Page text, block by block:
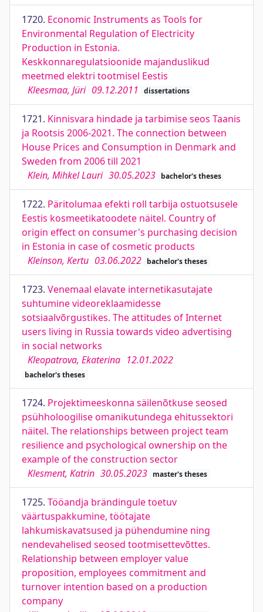
1720. Economic Instruments as Tools for
Environmental Regulation of Electricity
Production in Estonia.
Keskkonnaregulatsioonide majanduslikud
meetmed elektri tootmisel Eestis
Kleesmaa, Jüri 09.12.2011 dissertations
1721. Kinnisvara hindade ja tarbimise seos Taanis
ja Rootsis 2006-2021. The connection between
House Prices and Consumption in Denmark and
Sweden from 2006 till 2021
Klein, Mihkel Lauri 30.05.2023 bachelor's theses
1722. Päritolumaa efekti roll tarbija ostuotsusele
Eestis kosmeetikatoodete näitel. Country of
origin effect on consumer's purchasing decision
in Estonia in case of cosmetic products
Kleinson, Kertu 03.06.2022 bachelor's theses
1723. Venemaal elavate internetikasutajate
suhtumine videoreklaamidesse
sotsiaalvõrgustikes. The attitudes of Internet
users living in Russia towards video advertising
in social networks
Kleopatrova, Ekaterina 12.01.2022
bachelor's theses
1724. Projektimeeskonna säilenõtkuse seosed
psühholoogilise omanikutundega ehitussektori
näitel. The relationships between project team
resilience and psychological ownership on the
example of the construction sector
Klesment, Katrin 30.05.2023 master's theses
1725. Tööandja brändingule toetuv
väärtuspakkumine, töötajate
lahkumiskavatsused ja pühendumine ning
nendevahelised seosed tootmisettevõttes.
Relationship between employer value
proposition, employees commitment and
turnover intention based on a production
company